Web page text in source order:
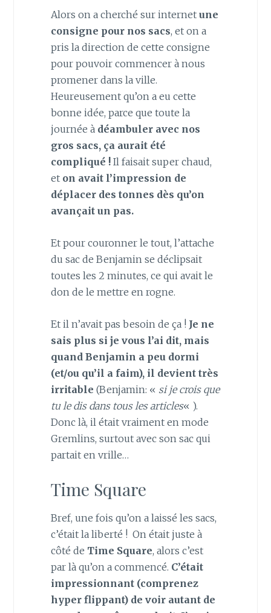
Alors on a cherché sur internet une
consigne pour nos sacs, et on a
pris la direction de cette consigne
pour pouvoir commencer à nous
promener dans la ville.
Heureusement qu’on a eu cette
bonne idée, parce que toute la
journée à déambuler avec nos
gros sacs, ça aurait été
compliqué !Il faisait super chaud,
et on avait l’impression de
déplacer des tonnes dès qu’on
avançait un pas.
Et pour couronner le tout, l’attache
du sac de Benjamin se déclipsait
toutes les 2 minutes, ce qui avait le
don de le mettre en rogne.
Et il n’avait pas besoin de ça ! Je ne
sais plus si je vous l’ai dit, mais
quand Benjamin a peu dormi
(et/ou qu’il a faim), il devient très
irritable (Benjamin: « si je crois que
tu le dis dans tous les articles« ).
Donc là, il était vraiment en mode
Gremlins, surtout avec son sac qui
partait en vrille…
Time Square
Bref, une fois qu’on a laissé les sacs,
c’était la liberté ! On était juste à
côté de Time Square, alors c’est
par là qu’on a commencé. C’était
impressionnant (comprenez
hyper flippant) de voir autant de